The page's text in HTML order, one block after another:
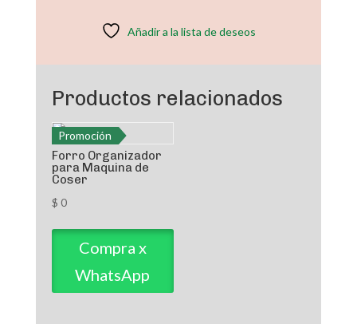
Añadir a la lista de deseos
Productos relacionados
Promoción
Forro Organizador
para Maquina de
Coser
$ 0
Compra x
WhatsApp